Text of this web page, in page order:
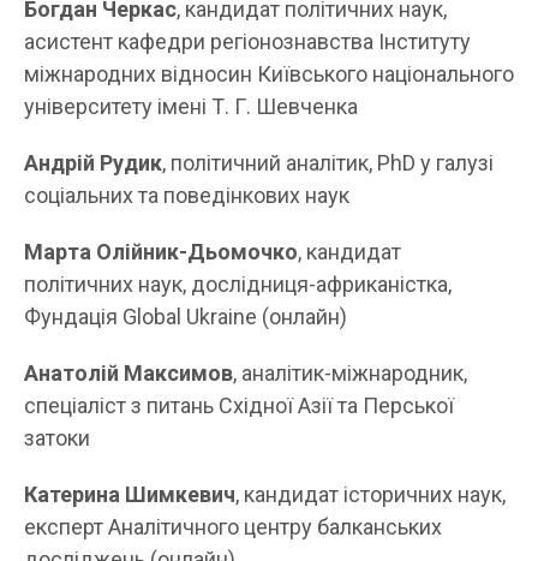
Богдан Черкас, кандидат політичних наук,
асистент кафедри регіонознавства Інституту
міжнародних відносин Київського національного
університету імені Т. Г. Шевченка
Андрій Рудик, політичний аналітик, PhD у галузі
соціальних та поведінкових наук
Марта Олійник-Дьомочко, кандидат
політичних наук, дослідниця-африканістка,
Фундація Global Ukraine (онлайн)
Анатолій Максимов, аналітик-міжнародник,
спеціаліст з питань Східної Азії та Перської
затоки
Катерина Шимкевич, кандидат історичних наук,
експерт Аналітичного центру балканських